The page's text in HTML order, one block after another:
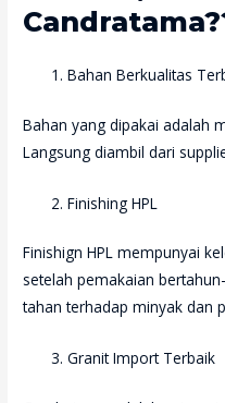
Bahan Berkualitas
Bahan yang dipakai adalah
Langsung diambil dari
Finishing HPL
Finishign HPL mempunyai
setelah pemakaian
tahan terhadap minyak dan
Granit Import Terbaik